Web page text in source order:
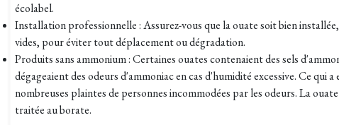
écolabel.
Installation professionnelle : Assurez-vous que la ouate soit bien installée,
vides, pour éviter tout déplacement ou dégradation.
Produits sans ammonium : Certaines ouates contenaient des sels
dégageaient des odeurs d'ammoniac en cas d'humidité excessive. Ce qui a
nombreuses plaintes de personnes incommodées par les odeurs. La
traitée au borate.